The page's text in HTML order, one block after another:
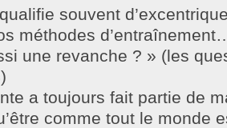
souvent
méthodes
une revanche ? » (les
a toujours fait partie de
comme tout le monde